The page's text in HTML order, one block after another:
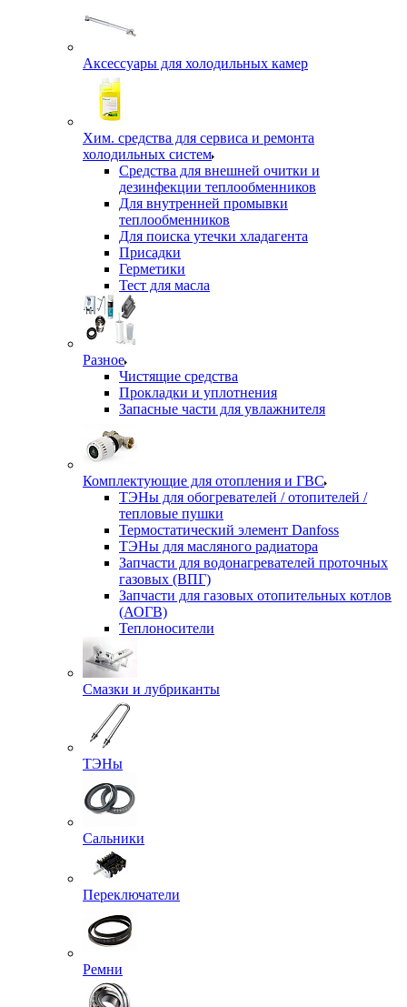
Аксессуары для холодильных камер
Хим. средства для сервиса и ремонта
холодильных систем
Средства для внешней очитки и
дезинфекции теплообменников
Для внутренней промывки
теплообменников
Для поиска утечки хладагента
Присадки
Герметики
Тест для масла
Разное
Чистящие средства
Прокладки и уплотнения
Запасные части для увлажнителя
Комплектующие для отопления и ГВС
ТЭНы для обогревателей / отопителей /
тепловые пушки
Термостатический элемент Danfoss
ТЭНы для масляного радиатора
Запчасти для водонагревателей проточных
газовых (ВПГ)
Запчасти для газовых отопительных котлов
(АОГВ)
Теплоносители
Смазки и лубриканты
ТЭНы
Сальники
Переключатели
Ремни